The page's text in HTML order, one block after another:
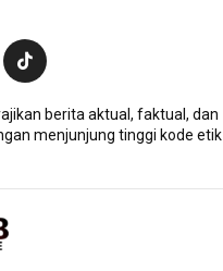
berita aktual, faktual, dan
menjunjung tinggi kode etik